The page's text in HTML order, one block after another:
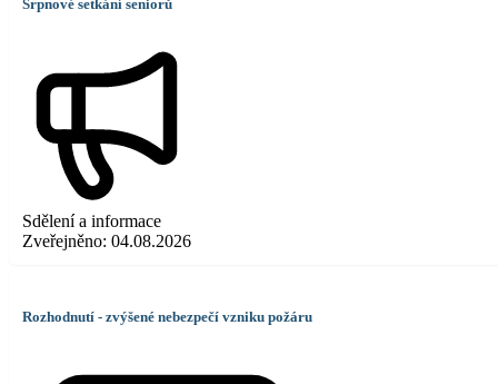
Srpnové setkání seniorů
Sdělení a informace
Zveřejněno: 04.08.2026
Rozhodnutí - zvýšené nebezpečí vzniku požáru